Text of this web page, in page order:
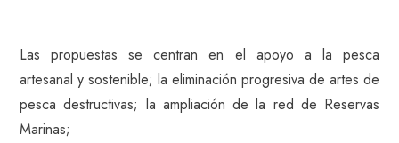
Las propuestas se centran en el apoyo a la pesca
artesanal y sostenible; la eliminación progresiva de artes de
pesca destructivas; la ampliación de la red de Reservas
Marinas;